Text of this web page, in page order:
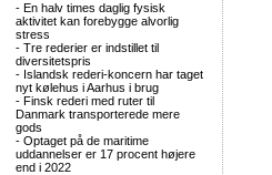
- En halv times daglig fysisk
aktivitet kan forebygge alvorlig
stress
- Tre rederier er indstillet til
diversitetspris
- Islandsk rederi-koncern har taget
nyt kølehus i Aarhus i brug
- Finsk rederi med ruter til
Danmark transporterede mere
gods
- Optaget på de maritime
uddannelser er 17 procent højere
end i 2022